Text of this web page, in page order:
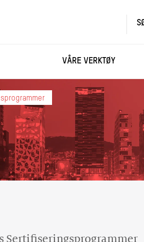
HANDLE FLERE
VÅRE VERKTØY
Sertifiseringsprogrammer